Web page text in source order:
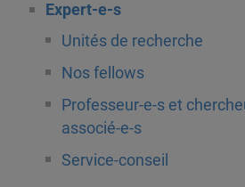
Expert-e-s
Unités de recherche
Nos fellows
Professeur-e-s et
associé-e-s
Service-conseil